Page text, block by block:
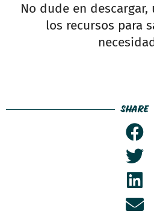
No dude en
los recursos para
Share